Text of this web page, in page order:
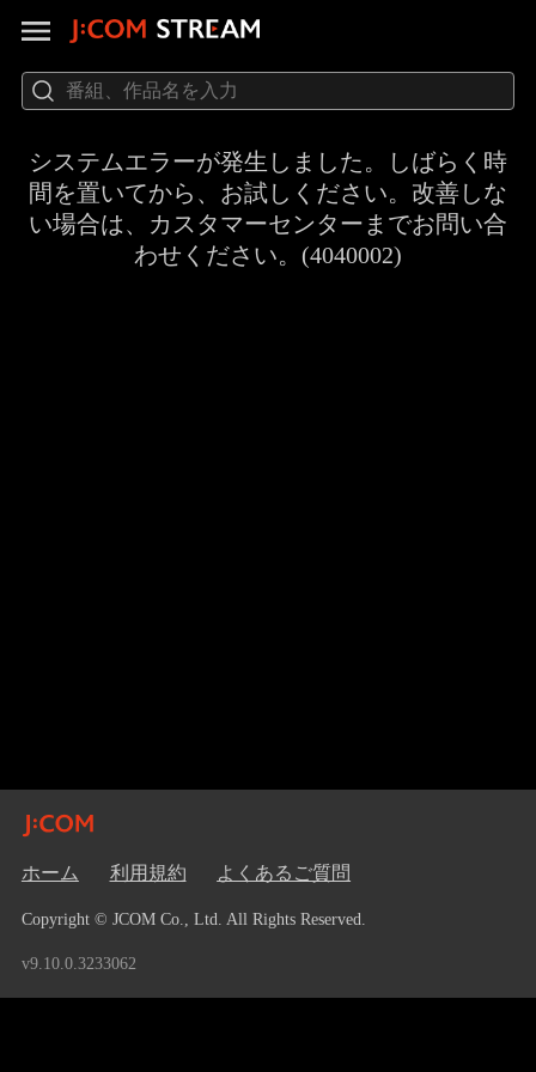
システムエラーが発生しました。しばらく時
間を置いてから、お試しください。改善しな
い場合は、カスタマーセンターまでお問い合
わせください。(4040002)
ホーム 利用規約 よくあるご質問
Copyright © JCOM Co., Ltd. All Rights Reserved.
v9.10.0.3233062